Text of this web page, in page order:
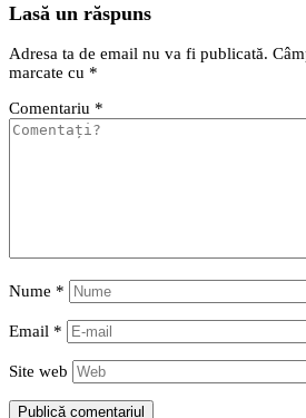
Lasă un răspuns
Adresa ta de email nu va fi publicată.
marcate cu *
Comentariu *
Nume *
Email *
Site web